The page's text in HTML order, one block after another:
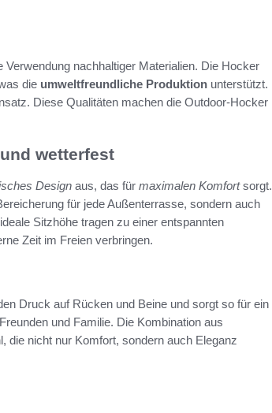
Verwendung nachhaltiger Materialien. Die Hocker
die umweltfreundliche Produktion unterstützt.
Diese Qualitäten machen die Outdoor-Hocker
wetterfest
Design aus, das für maximalen Komfortsorgt.
für jede Außenterrasse, sondern auch
Sitzhöhe tragen zu einer entspannten
Zeit im Freien verbringen.
Druck auf Rücken und Beine und sorgt so für ein
und Familie. Die Kombination aus
die nicht nur Komfort, sondern auch Eleganz